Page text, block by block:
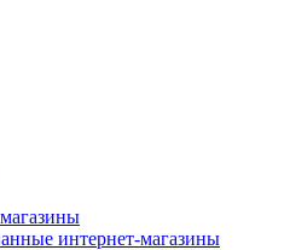
интернет-магазины